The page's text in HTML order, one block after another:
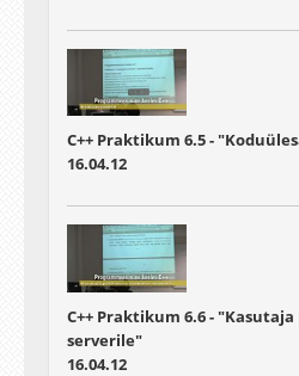
C++ Praktikum 6.5 -
16.04.12
C++ Praktikum 6.6 -
serverile"
16.04.12